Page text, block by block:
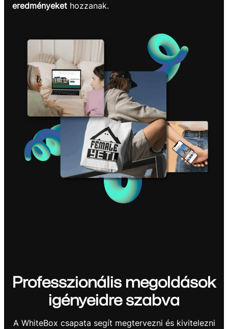
eredményeket hozzanak.
Professzionális megoldások
igényeidre szabva
A WhiteBox csapata segít megtervezni és kivitelezni